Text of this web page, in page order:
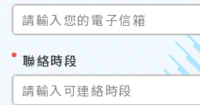
請輸入您的電子信箱
聯絡時段
*
請輸入可連絡時段